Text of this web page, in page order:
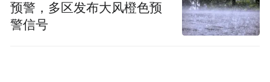
预警，多区发布大风橙色预
警信号